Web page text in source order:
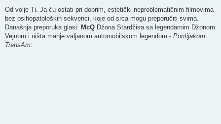
s
Od volje Ti. Ja ću ostati pri dobrim, estetički neproblematičnim filmovima
bez psihopatoloških sekvenci, koje od srca mogu preporučiti svima.
Današnja preporuka glasi: McQ Džona Stardžisa sa legendarnim Džonom
Vejnom i ništa manje valjanom automobilskom legendom - Pontijakom
TransAm: